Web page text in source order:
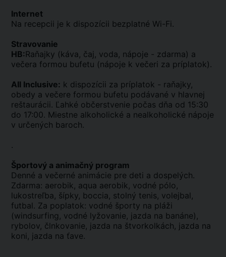
Internet
Na recepcii je k dispozícii bezplatné Wi-Fi.
Stravovanie
HB:Raňajky (káva, čaj, voda, nápoje - zdarma) a
večera formou bufetu (nápoje k večeri za príplatok).
AIl Inclusive: k dispozícii za príplatok - raňajky,
obedy a večere formou bufetu podávané v hlavnej
reštaurácii. Ľahké občerstvenie počas dňa od 15:30
do 17:00. Miestne alkoholické a nealkoholické nápoje
v určených baroch.
.
Športový a animačný program
Denné a večerné animácie pre deti a dospelých.
Zdarma: aerobik, aqua aerobik, vodné pólo,
lukostreľba, šípky, boccia, stolný tenis, volejbal,
futbal. Za poplatok: vodné športy na pláži
(windsurfing, vodné lyžovanie, jazda na banáne),
rybolov, člnkovanie, jazda na štvorkolkách, jazda na
koni, jazda na ťave.